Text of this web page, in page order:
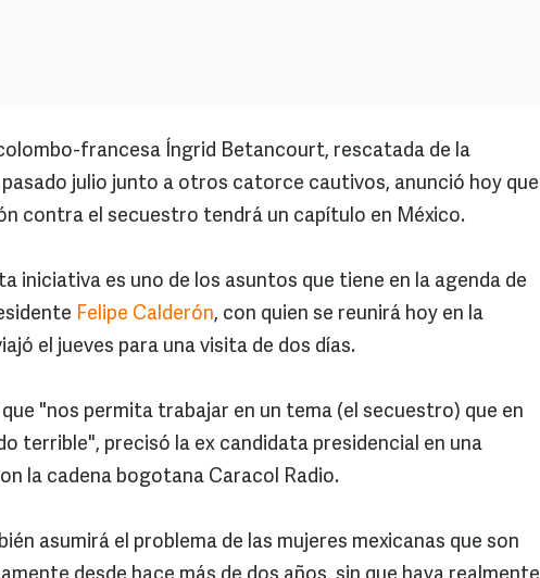
francesa Íngrid Betancourt, rescatada de la
pasado julio junto a otros catorce cautivos, anunció hoy que
contra el secuestro tendrá un capítulo en México.
iniciativa es uno de los asuntos que tiene en la agenda de
Felipe Calderón, con quien se reunirá hoy en la
el jueves para una visita de dos días.
"nos permita trabajar en un tema (el secuestro) que en
terrible", precisó la ex candidata presidencial en una
la cadena bogotana Caracol Radio.
asumirá el problema de las mujeres mexicanas que son